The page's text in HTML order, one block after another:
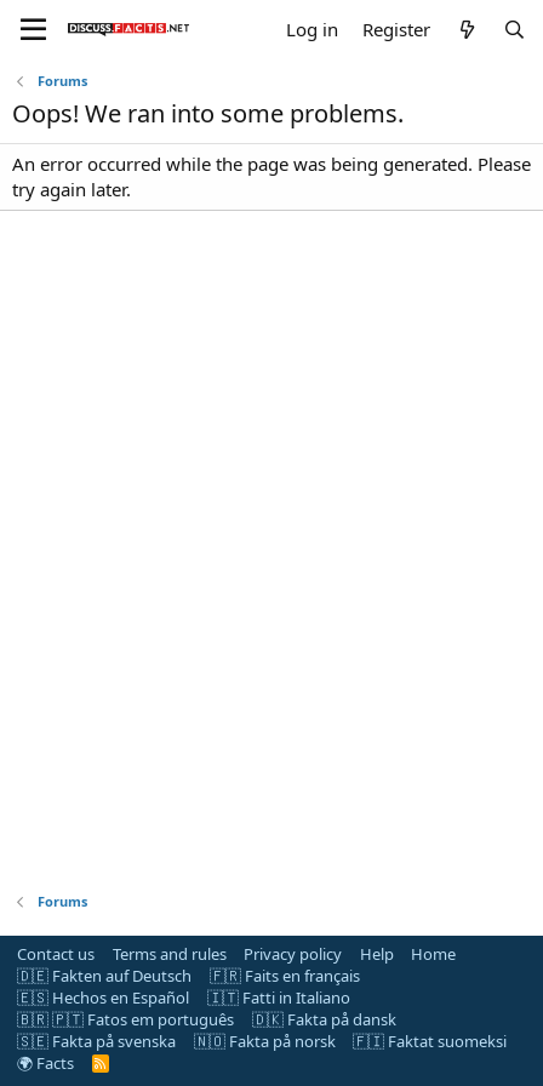
Log in Register
Forums
Oops! We ran into some problems.
An error occurred while the page was being generated. Please
try again later.
Forums
Contact us Terms and rules Privacy policy Help
Home
🇩🇪 Fakten auf Deutsch
🇫🇷 Faits en français
🇪🇸 Hechos en Español
🇮🇹 Fatti in Italiano
🇧🇷 🇵🇹 Fatos em português
🇩🇰 Fakta på dansk
🇸🇪 Fakta på svenska
🇳🇴 Fakta på norsk
🇫🇮 Faktat suomeksi
🌍 Facts
R